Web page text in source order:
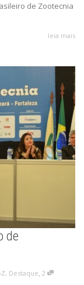
de Zootecnia
leia mais
de
, Destaque, 2